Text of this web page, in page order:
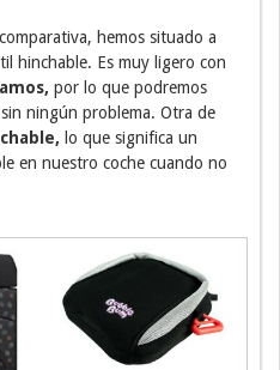
hemos situado a
hinchable. Es muy ligero con
por lo que podremos
ningún problema. Otra de
lo que significa un
en nuestro coche cuando no